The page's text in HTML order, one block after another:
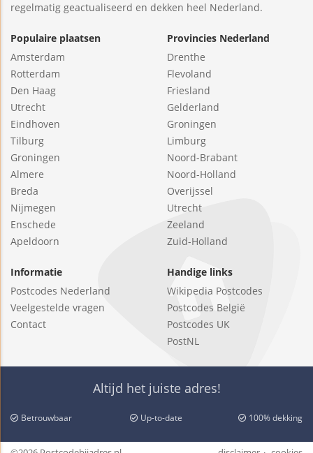
regelmatig geactualiseerd en dekken heel Nederland.
Populaire plaatsen
Amsterdam
Rotterdam
Den Haag
Utrecht
Eindhoven
Tilburg
Groningen
Almere
Breda
Nijmegen
Enschede
Apeldoorn
Provincies Nederland
Drenthe
Flevoland
Friesland
Gelderland
Groningen
Limburg
Noord-Brabant
Noord-Holland
Overijssel
Utrecht
Zeeland
Zuid-Holland
Informatie
Postcodes Nederland
Veelgestelde vragen
Contact
Handige links
Wikipedia Postcodes
Postcodes België
Postcodes UK
PostNL
Altijd het juiste adres!
Betrouwbaar Up-to-date 100% dekking